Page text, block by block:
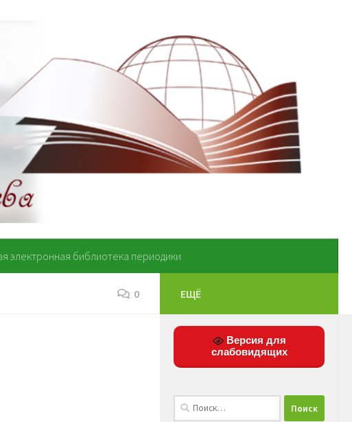
электронная библиотека периодики
0 ЕЩЁ
Версия для
слабовидящих
Найти: